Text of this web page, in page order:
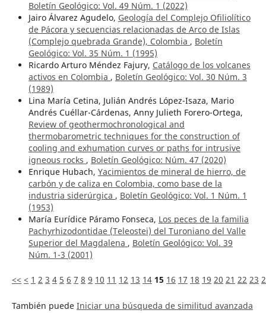
Boletín Geológico: Vol. 49 Núm. 1 (2022)
Jairo Álvarez Agudelo, Geología del Complejo Ofiliolítico
de Pácora y secuencias relacionadas de Arco de Islas
(Complejo quebrada Grande), Colombia , Boletín
Geológico: Vol. 35 Núm. 1 (1995)
Ricardo Arturo Méndez Fajury, Catálogo de los volcanes
activos en Colombia , Boletín Geológico: Vol. 30 Núm. 3
(1989)
Lina María Cetina, Julián Andrés López-Isaza, Mario
Andrés Cuéllar-Cárdenas, Anny Julieth Forero-Ortega,
Review of geothermochronological and
thermobarometric techniques for the construction of
cooling and exhumation curves or paths for intrusive
igneous rocks , Boletín Geológico: Núm. 47 (2020)
Enrique Hubach, Yacimientos de mineral de hierro, de
carbón y de caliza en Colombia, como base de la
industria siderúrgica , Boletín Geológico: Vol. 1 Núm. 1
(1953)
María Eurídice Páramo Fonseca, Los peces de la familia
Pachyrhizodontidae (Teleostei) del Turoniano del Valle
Superior del Magdalena , Boletín Geológico: Vol. 39
Núm. 1-3 (2001)
<< < 1 2 3 4 5 6 7 8 9 10 11 12 13 14 15 16 17 18 19 20 21 22 23
También puede Iniciar una búsqueda de similitud avanzada